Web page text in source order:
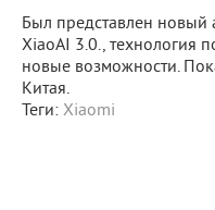
Был представлен новый
XiaoAI 3.0., технология
новые возможности.
Китая.
Теги: Xiaomi